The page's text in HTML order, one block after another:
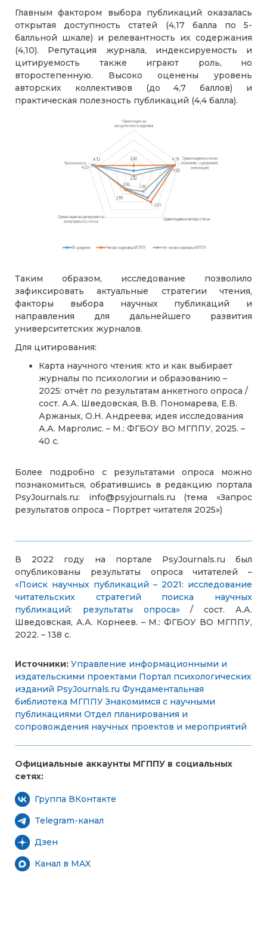
Главным фактором выбора публикаций оказалась
открытая доступность статей (4,17 балла по 5-
балльной шкале) и релевантность их содержания
(4,10). Репутация журнала, индексируемость и
цитируемость также играют роль, но
второстепенную. Высоко оценены уровень
авторских коллективов (до 4,7 баллов) и
практическая полезность публикаций (4,4 балла).
Таким образом, исследование позволило
зафиксировать актуальные стратегии чтения,
факторы выбора научных публикаций и
направления для дальнейшего развития
университетских журналов.
Для цитирования:
Карта научного чтения: кто и как выбирает
журналы по психологии и образованию –
2025: отчёт по результатам анкетного опроса /
сост. А.А. Шведовская, В.В. Пономарева, Е.В.
Аржаных, О.Н. Андреева; идея исследования
А.А. Марголис. – М.: ФГБОУ ВО МГППУ, 2025. –
40 с.
Более подробно с результатами опроса можно
познакомиться, обратившись в редакцию портала
PsyJournals.ru: info@psyjournals.ru (тема «Запрос
результатов опроса – Портрет читателя 2025»)
В 2022 году на портале PsyJournals.ru был
опубликованы результаты опроса читателей –
«Поиск научных публикаций – 2021: исследование
читательских стратегий поиска научных
публикаций: результаты опроса»/ сост. А.А.
Шведовская, А.А. Корнеев. – М.: ФГБОУ ВО МГППУ,
2022. – 138 с.
Источники: Управление информационными и
издательскими проектами Портал психологических
изданий PsyJournals.ru Фундаментальная
библиотека МГППУ Знакомимся с научными
публикациями Отдел планирования и
сопровождения научных проектов и мероприятий
Официальные аккаунты МГППУ в социальных
сетях:
Группа ВКонтакте
Telegram-канал
Дзен
Канал в MAX